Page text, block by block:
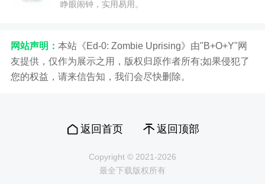
睁眼闹钟，实用易用。
网站声明： 本站《Ed-0: Zombie Uprising》由"B+O+Y"网
友提供，仅作为展示之用，版权归原作者所有;如果侵犯了
您的权益，请来信告知，我们会尽快删除。
返回首页 返回顶部
Copyright © 2021-2026
最全下载版权所有